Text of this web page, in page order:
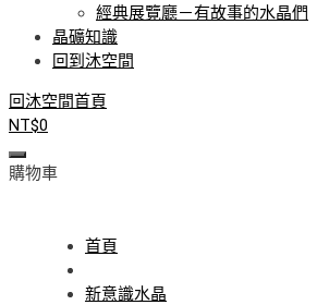
經典展覽廳－有故事的水晶們
晶礦知識
回到沐空間
回沐空間首頁
NT$0
購物車
首頁
新意識水晶